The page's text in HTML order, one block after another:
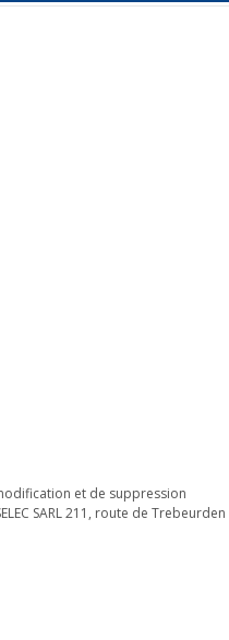
et de suppression
SARL 211, route de Trebeurden